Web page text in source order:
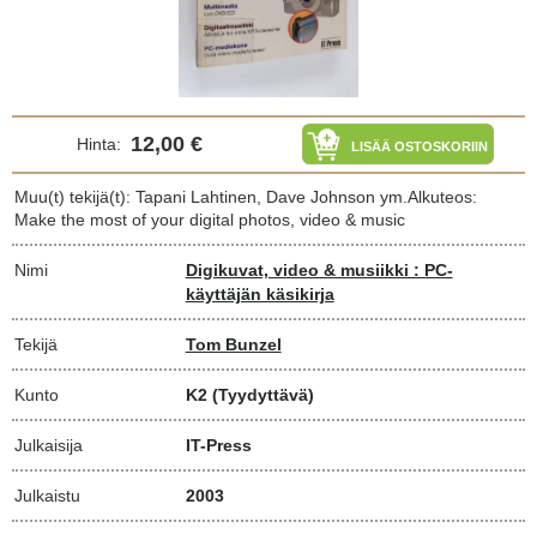
Hinta: 12,00 € LISÄÄ OSTOSKORIIN
Muu(t) tekijä(t): Tapani Lahtinen, Dave Johnson ym.Alkuteos:
Make the most of your digital photos, video & music
Nimi
Digikuvat, video & musiikki : PC-
käyttäjän käsikirja
Tekijä Tom Bunzel
Kunto K2 (Tyydyttävä)
Julkaisija IT-Press
Julkaistu 2003